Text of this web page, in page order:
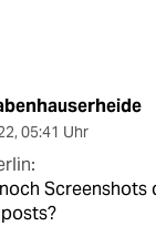
, 05:41 Uhr
Screenshots